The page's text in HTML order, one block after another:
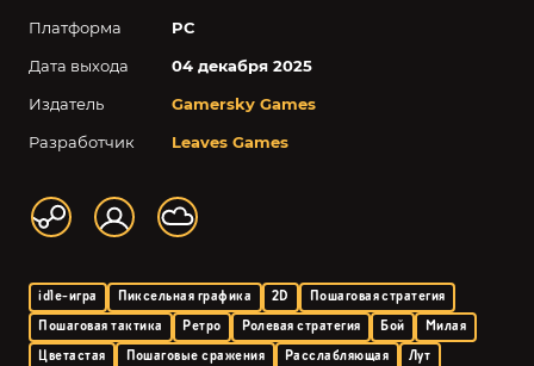
Платформа
PC
Дата выхода
04 декабря 2025
Издатель
Gamersky Games
Разработчик
Leaves Games
idle-игра Пиксельная графика 2D
Пошаговая стратегия
Пошаговая тактика
Ретро Ролевая стратегия Бой
Милая
Цветастая
Пошаговые сражения Расслабляющая
Лут